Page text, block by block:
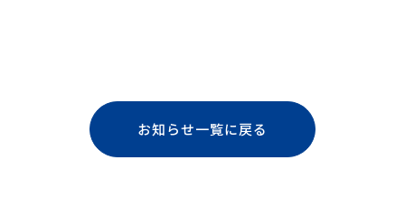
お知らせ一覧に戻る